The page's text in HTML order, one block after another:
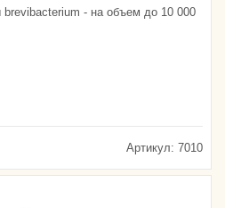
- на объем до 10 000
Артикул: 7010